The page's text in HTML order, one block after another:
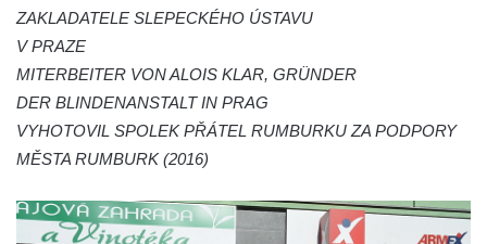
Socha Orlice v ZOO Hluboká
Socha Tygr v ZOO Hluboká
Socha Kozorožec horský v ZOO Hluboká
Socha Včela v ZOO Hluboká
Lysá nad Labem, barokní město Šporkovo
ZAKLADATELE SLEPECKÉHO ÚSTAVU
V PRAZE
MITERBEITER VON ALOIS KLAR, GRÜNDER
DER BLINDENANSTALT IN PRAG
VYHOTOVIL SPOLEK PŘÁTEL RUMBURKU ZA PODPORY
MĚSTA RUMBURK (2016)